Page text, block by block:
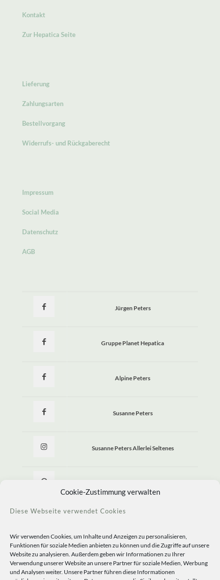
Cookie-Zustimmung verwalten
Diese Webseite verwendet Cookies
Wir verwenden Cookies, um Inhalte und Anzeigen zu personalisieren,
Funktionen für soziale Medien anbieten zu können und die Zugriffe auf unsere
Website zu analysieren. Außerdem geben wir Informationen zu Ihrer
Verwendung unserer Website an unsere Partner für soziale Medien, Werbung
und Analysen weiter. Unsere Partner führen diese Informationen
Kontakt
Zur Hepatica Seite
Lieferung
Zahlungsarten
Bestellvorgang
Widerrufs- und Rückgaberecht
Impressum
Social Media
Datenschutz
AGB
Jürgen Peters
Gruppe Planet Hepatica
Alpine Peters
Susanne Peters
Susanne Peters Allerlei Seltenes